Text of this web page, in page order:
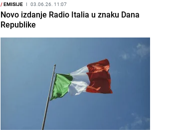
/EMISIJE I 03.06.26. 11:07
Novo izdanje Radio Italia u znaku Dana
Republike